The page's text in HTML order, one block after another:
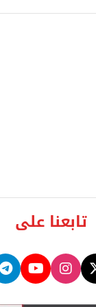
تابعنا على